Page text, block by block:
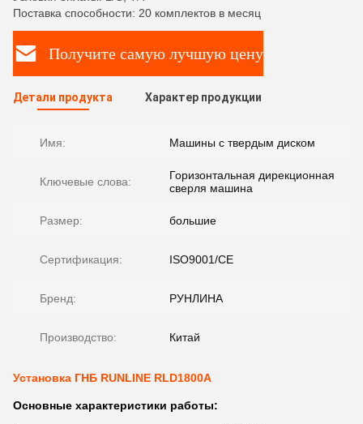
Поставка способности: 20 комплектов в месяц
Получите самую лучшую цену
Детали продукта Характер продукции
Имя: Машины с твердым диском
Ключевые слова:
Горизонтальная дирекционная
сверля машина
Размер: большие
Сертификация: ISO9001/CE
Бренд: РУНЛИНА
Производство: Китай
Установка ГНБ RUNLINE RLD1800A
Основные характеристики работы: